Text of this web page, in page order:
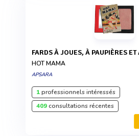
FARDS À JOUES, À PAUPIÈRES
HOT MAMA
APSARA
1professionnels intéressés
409consultations récentes